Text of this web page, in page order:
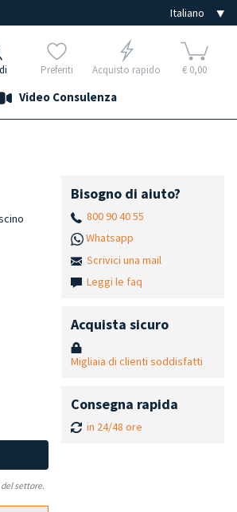
Preferiti Acquisto rapido € 0,00
Video Consulenza
settore.
Bisogno di aiuto?
800 90 40 55
Whatsapp
Scrivici una mail
Leggi le faq
Acquista sicuro
Migliaia di clienti soddisfatti
Consegna rapida
in 24/48 ore